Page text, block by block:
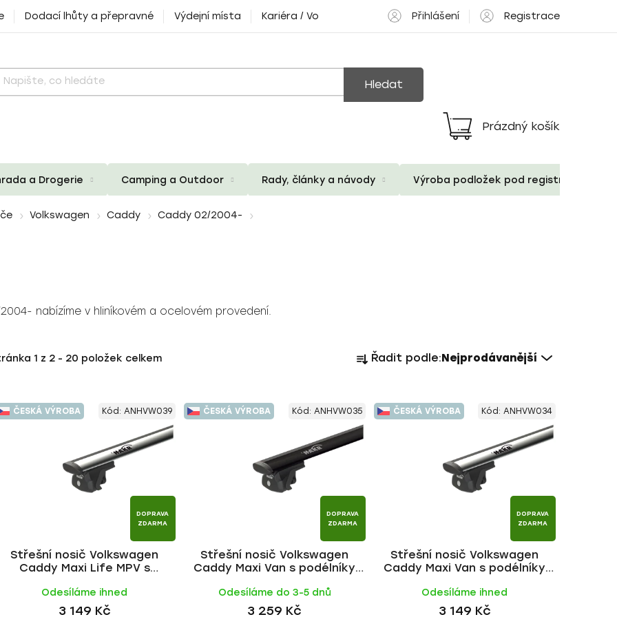
Dodací lhůty a přepravné Výdejní místa Kariéra / Volné pozice Přihlášení Registrace
Hledat
Nákupní
košík
Prázdný košík
a Drogerie Camping a Outdoor Rady, články a návody Výroba podložek pod registrační
Volkswagen Caddy
Caddy 02/2004-
nabízíme v hliníkovém a ocelovém provedení.
1 z 2 - 20 položek celkem
a
n
í
o
d
u
k
Řadit podle:Nejprodávanější
ČESKÁ VÝROBA
DOPRAVA
ZDARMA
Střešní nosič Volkswagen
Caddy Maxi Life MPV s
tyč | HAKR
Odesíláme ihned
3 149 Kč
Kód: ANHVW039 ČESKÁ VÝROBA
DOPRAVA
ZDARMA
Střešní nosič Volkswagen
Caddy Maxi Van s podélníky
HAKR
Odesíláme do 3-5 dnů
3 259 Kč
Kód: ANHVW035 ČESKÁ VÝROBA
DOPRAVA
ZDARMA
Střešní nosič Volkswagen
Caddy Maxi Van s podélníky
Odesíláme ihned
3 149 Kč
Kód: ANHVW034